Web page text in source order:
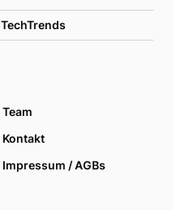
TechTrends
Team
Kontakt
Impressum / AGBs